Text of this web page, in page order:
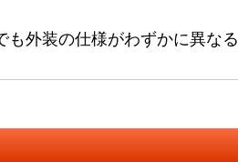
外装の仕様がわずかに異なる